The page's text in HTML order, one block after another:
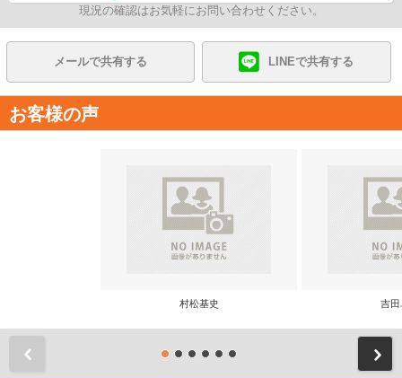
現況の確認はお気軽にお問い合わせください。
メールで共有する LINEで共有する
お客様の声
村松基史 吉田